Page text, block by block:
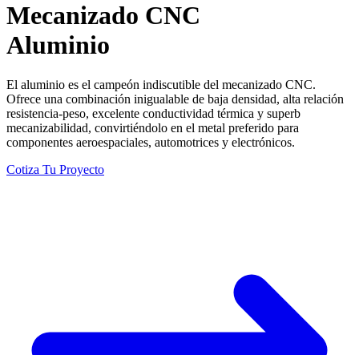
Mecanizado CNC
Aluminio
El aluminio es el campeón indiscutible del mecanizado CNC.
Ofrece una combinación inigualable de baja densidad, alta relación
resistencia-peso, excelente conductividad térmica y superb
mecanizabilidad, convirtiéndolo en el metal preferido para
componentes aeroespaciales, automotrices y electrónicos.
Cotiza Tu Proyecto